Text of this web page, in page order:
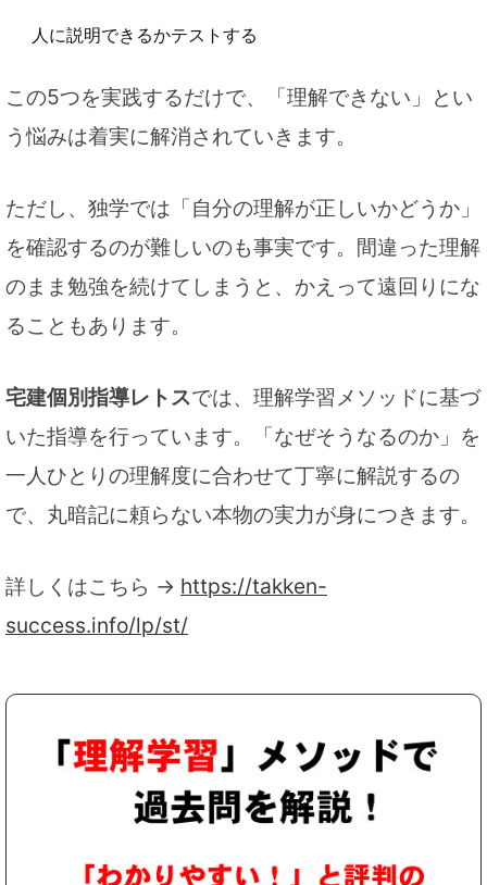
人に説明できるかテストする
この5つを実践するだけで、「理解できない」とい
う悩みは着実に解消されていきます。
ただし、独学では「自分の理解が正しいかどうか」
を確認するのが難しいのも事実です。間違った理解
のまま勉強を続けてしまうと、かえって遠回りにな
ることもあります。
宅建個別指導レトスでは、理解学習メソッドに基づ
いた指導を行っています。「なぜそうなるのか」を
一人ひとりの理解度に合わせて丁寧に解説するの
で、丸暗記に頼らない本物の実力が身につきます。
詳しくはこちら → https://takken-
success.info/lp/st/